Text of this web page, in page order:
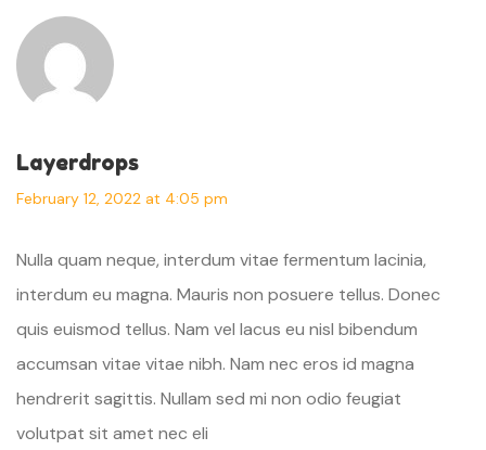
Layerdrops
February 12, 2022 at 4:05 pm
Nulla quam neque, interdum vitae fermentum lacinia,
interdum eu magna. Mauris non posuere tellus. Donec
quis euismod tellus. Nam vel lacus eu nisl bibendum
accumsan vitae vitae nibh. Nam nec eros id magna
hendrerit sagittis. Nullam sed mi non odio feugiat
volutpat sit amet nec eli